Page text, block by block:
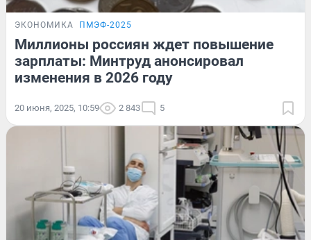
ЭКОНОМИКА ПМЭФ-2025
Миллионы россиян ждет повышение
зарплаты: Минтруд анонсировал
изменения в 2026 году
20 июня, 2025, 10:59 2 843 5